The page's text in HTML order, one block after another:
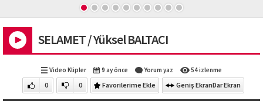
SELAMET / Yüksel BALTACI
Video Klipler 9 ay önce Yorum yaz 54 izlenme
0 0 Favorilerime Ekle Geniş EkranDar Ekran